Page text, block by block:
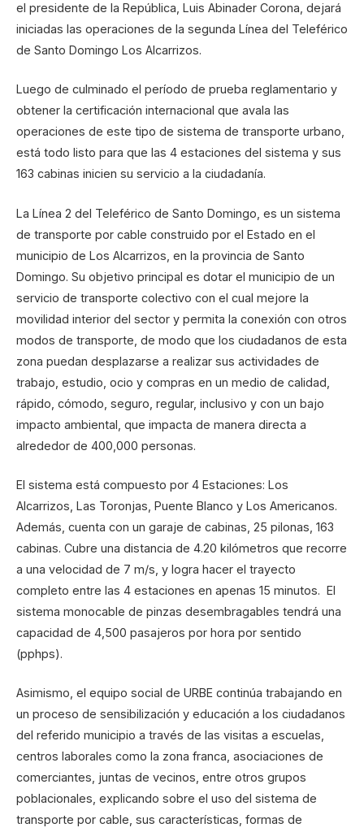
el presidente de la República, Luis Abinader Corona, dejará
iniciadas las operaciones de la segunda Línea del Teleférico
de Santo Domingo Los Alcarrizos.
Luego de culminado el período de prueba reglamentario y
obtener la certificación internacional que avala las
operaciones de este tipo de sistema de transporte urbano,
está todo listo para que las 4 estaciones del sistema y sus
163 cabinas inicien su servicio a la ciudadanía.
La Línea 2 del Teleférico de Santo Domingo, es un sistema
de transporte por cable construido por el Estado en el
municipio de Los Alcarrizos, en la provincia de Santo
Domingo. Su objetivo principal es dotar el municipio de un
servicio de transporte colectivo con el cual mejore la
movilidad interior del sector y permita la conexión con otros
modos de transporte, de modo que los ciudadanos de esta
zona puedan desplazarse a realizar sus actividades de
trabajo, estudio, ocio y compras en un medio de calidad,
rápido, cómodo, seguro, regular, inclusivo y con un bajo
impacto ambiental, que impacta de manera directa a
alrededor de 400,000 personas.
El sistema está compuesto por 4 Estaciones: Los
Alcarrizos, Las Toronjas, Puente Blanco y Los Americanos.
Además, cuenta con un garaje de cabinas, 25 pilonas, 163
cabinas. Cubre una distancia de 4.20 kilómetros que recorre
a una velocidad de 7 m/s, y logra hacer el trayecto
completo entre las 4 estaciones en apenas 15 minutos. El
sistema monocable de pinzas desembragables tendrá una
capacidad de 4,500 pasajeros por hora por sentido
(pphps).
Asimismo, el equipo social de URBE continúa trabajando en
un proceso de sensibilización y educación a los ciudadanos
del referido municipio a través de las visitas a escuelas,
centros laborales como la zona franca, asociaciones de
comerciantes, juntas de vecinos, entre otros grupos
poblacionales, explicando sobre el uso del sistema de
transporte por cable, sus características, formas de